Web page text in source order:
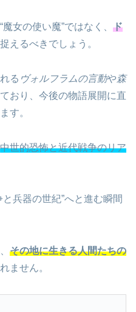
女の使い魔”ではなく、 ド
えるべきでしょう。
る ヴォルフラムの言動や森
おり、今後の物語展開に直
す。
中世的恐怖と近代戦争のリア
兵器の世紀”へと進む瞬間
その地に生きる人間たちの
ません。